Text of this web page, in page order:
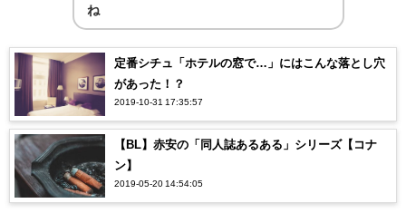
ね
定番シチュ「ホテルの窓で…」にはこんな落とし穴
があった！？
2019-10-31 17:35:57
【BL】赤安の「同人誌あるある」シリーズ【コナ
ン】
2019-05-20 14:54:05